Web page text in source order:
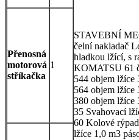
STAVEBNÍ
čelní nakladač
hladkou lžící, s
KOMATSU 61
544 objem lžíce
564 objem lžíce
380 objem lžíce
35 Svahovací
60 Kolové
lžíce 1,0 m3
Přenosná
motorová
stříkačka
1